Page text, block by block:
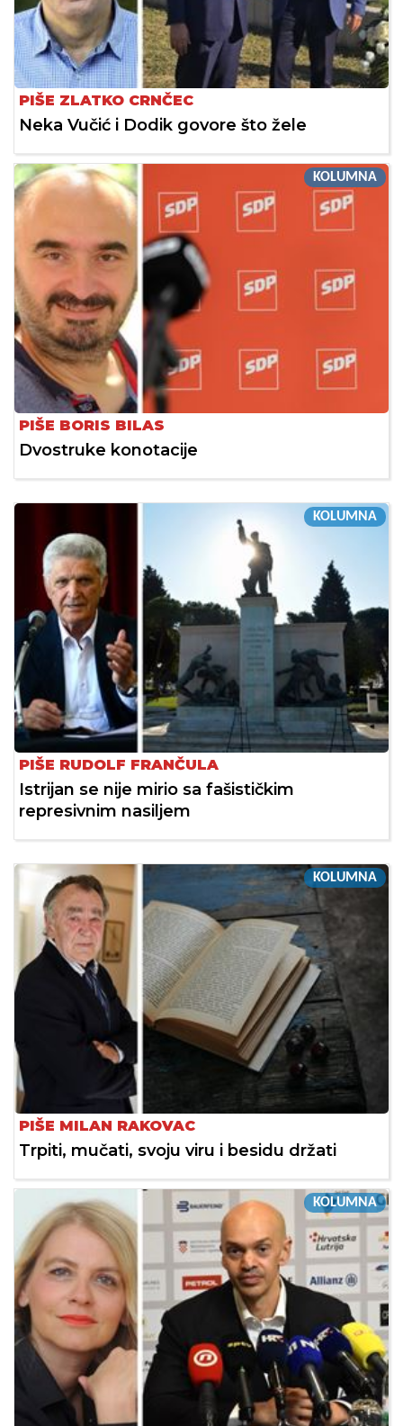
PIŠE ZLATKO CRNČEC
Neka Vučić i Dodik govore što žele
KOLUMNA
PIŠE BORIS BILAS
Dvostruke konotacije
KOLUMNA
PIŠE RUDOLF FRANČULA
Istrijan se nije mirio sa fašističkim
represivnim nasiljem
KOLUMNA
PIŠE MILAN RAKOVAC
Trpiti, mučati, svoju viru i besidu držati
KOLUMNA